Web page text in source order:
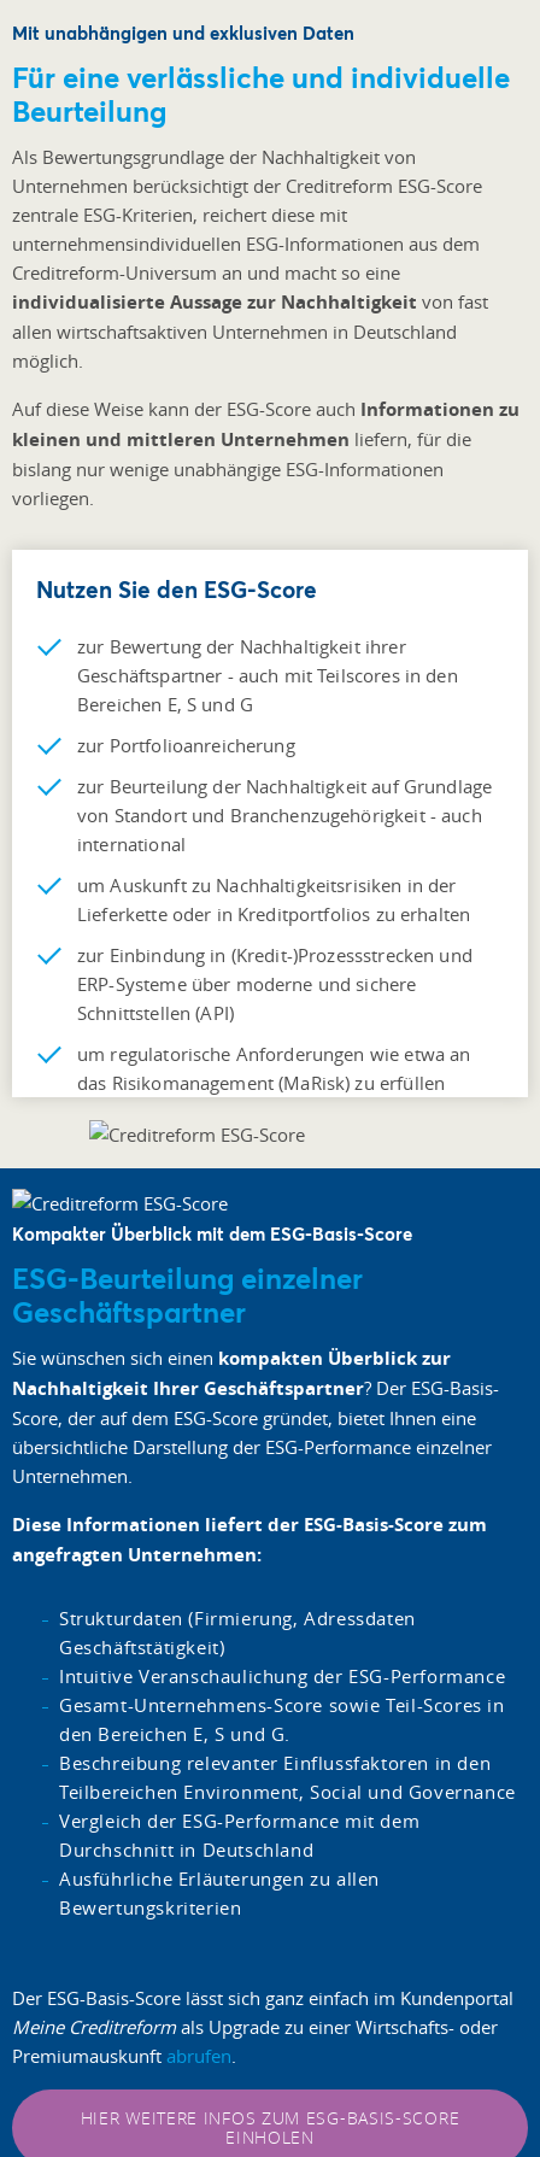
Mit unabhängigen und exklusiven Daten
Für eine verlässliche und individuelle
Beurteilung
Als Bewertungsgrundlage der Nachhaltigkeit von
Unternehmen berücksichtigt der Creditreform ESG-Score
zentrale ESG-Kriterien, reichert diese mit
unternehmensindividuellen ESG-Informationen aus dem
Creditreform-Universum an und macht so eine
individualisierte Aussage zur Nachhaltigkeit von fast
allen wirtschaftsaktiven Unternehmen in Deutschland
möglich.
Auf diese Weise kann der ESG-Score auch Informationen zu
kleinen und mittleren Unternehmen liefern, für die
bislang nur wenige unabhängige ESG-Informationen
vorliegen.
Nutzen Sie den ESG-Score
zur Bewertung der Nachhaltigkeit ihrer
Geschäftspartner - auch mit Teilscores in den
Bereichen E, S und G
zur Portfolioanreicherung
zur Beurteilung der Nachhaltigkeit auf Grundlage
von Standort und Branchenzugehörigkeit - auch
international
um Auskunft zu Nachhaltigkeitsrisiken in der
Lieferkette oder in Kreditportfolios zu erhalten
zur Einbindung in (Kredit-)Prozessstrecken und
ERP-Systeme über moderne und sichere
Schnittstellen (API)
um regulatorische Anforderungen wie etwa an
das Risikomanagement (MaRisk) zu erfüllen
Kompakter Überblick mit dem ESG-Basis-Score
ESG-Beurteilung einzelner
Geschäftspartner
Sie wünschen sich einen kompakten Überblick zur
Nachhaltigkeit Ihrer Geschäftspartner? Der ESG-Basis-
Score, der auf dem ESG-Score gründet, bietet Ihnen eine
übersichtliche Darstellung der ESG-Performance einzelner
Unternehmen.
Diese Informationen liefert der ESG-Basis-Score zum
angefragten Unternehmen:
Strukturdaten (Firmierung, Adressdaten
Geschäftstätigkeit)
Intuitive Veranschaulichung der ESG-Performance
Gesamt-Unternehmens-Score sowie Teil-Scores in
den Bereichen E, S und G.
Beschreibung relevanter Einflussfaktoren in den
Teilbereichen Environment, Social und Governance
Vergleich der ESG-Performance mit dem
Durchschnitt in Deutschland
Ausführliche Erläuterungen zu allen
Bewertungskriterien
Der ESG-Basis-Score lässt sich ganz einfach im Kundenportal
Meine Creditreformals Upgrade zu einer Wirtschafts- oder
Premiumauskunft abrufen.
HIER WEITERE INFOS ZUM ESG-BASIS-SCORE
EINHOLEN